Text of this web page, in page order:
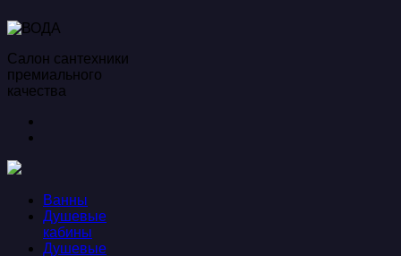
Салон сантехники
премиального
качества
Ванны
Душевые
кабины
Душевые